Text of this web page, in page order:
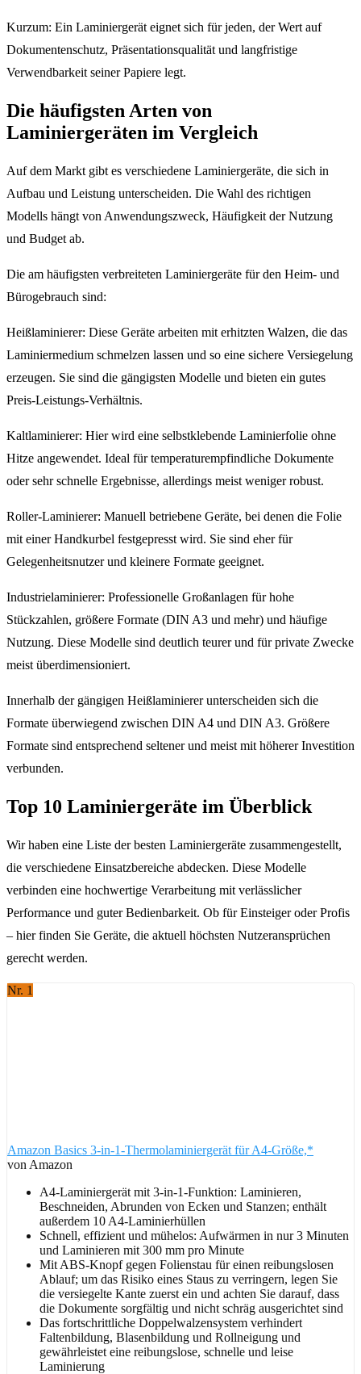
Kurzum: Ein Laminiergerät eignet sich für jeden, der Wert auf
Dokumentenschutz, Präsentationsqualität und langfristige
Verwendbarkeit seiner Papiere legt.
Die häufigsten Arten von
Laminiergeräten im Vergleich
Auf dem Markt gibt es verschiedene Laminiergeräte, die sich in
Aufbau und Leistung unterscheiden. Die Wahl des richtigen
Modells hängt von Anwendungszweck, Häufigkeit der Nutzung
und Budget ab.
Die am häufigsten verbreiteten Laminiergeräte für den Heim- und
Bürogebrauch sind:
Heißlaminierer: Diese Geräte arbeiten mit erhitzten Walzen, die das
Laminiermedium schmelzen lassen und so eine sichere Versiegelung
erzeugen. Sie sind die gängigsten Modelle und bieten ein gutes
Preis-Leistungs-Verhältnis.
Kaltlaminierer: Hier wird eine selbstklebende Laminierfolie ohne
Hitze angewendet. Ideal für temperaturempfindliche Dokumente
oder sehr schnelle Ergebnisse, allerdings meist weniger robust.
Roller-Laminierer: Manuell betriebene Geräte, bei denen die Folie
mit einer Handkurbel festgepresst wird. Sie sind eher für
Gelegenheitsnutzer und kleinere Formate geeignet.
Industrielaminierer: Professionelle Großanlagen für hohe
Stückzahlen, größere Formate (DIN A3 und mehr) und häufige
Nutzung. Diese Modelle sind deutlich teurer und für private Zwecke
meist überdimensioniert.
Innerhalb der gängigen Heißlaminierer unterscheiden sich die
Formate überwiegend zwischen DIN A4 und DIN A3. Größere
Formate sind entsprechend seltener und meist mit höherer Investition
verbunden.
Top 10 Laminiergeräte im Überblick
Wir haben eine Liste der besten Laminiergeräte zusammengestellt,
die verschiedene Einsatzbereiche abdecken. Diese Modelle
verbinden eine hochwertige Verarbeitung mit verlässlicher
Performance und guter Bedienbarkeit. Ob für Einsteiger oder Profis
– hier finden Sie Geräte, die aktuell höchsten Nutzeransprüchen
gerecht werden.
Nr. 1
Amazon Basics 3-in-1-Thermolaminiergerät für A4-Größe,*
von Amazon
A4-Laminiergerät mit 3-in-1-Funktion: Laminieren,
Beschneiden, Abrunden von Ecken und Stanzen; enthält
außerdem 10 A4-Laminierhüllen
Schnell, effizient und mühelos: Aufwärmen in nur 3 Minuten
und Laminieren mit 300 mm pro Minute
Mit ABS-Knopf gegen Folienstau für einen reibungslosen
Ablauf; um das Risiko eines Staus zu verringern, legen Sie
die versiegelte Kante zuerst ein und achten Sie darauf, dass
die Dokumente sorgfältig und nicht schräg ausgerichtet sind
Das fortschrittliche Doppelwalzensystem verhindert
Faltenbildung, Blasenbildung und Rollneigung und
gewährleistet eine reibungslose, schnelle und leise
Laminierung